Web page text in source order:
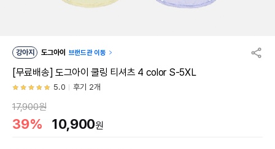
강아지 도그아이 브랜드관 이동
[무료배송] 도그아이 쿨링 티셔츠 4 color S-5XL
5.0 후기 2개
17,900원
39% 10,900원